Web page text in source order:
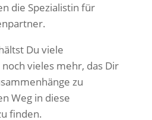
die Spezialistin für
Du viele
vieles mehr, das Dir
zu
Weg in diese
finden.